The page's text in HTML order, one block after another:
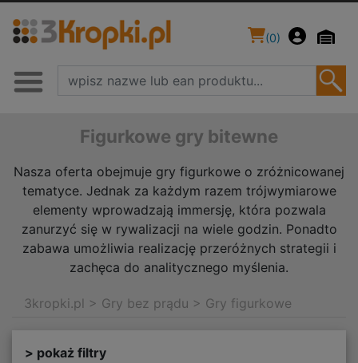
(0)
Figurkowe gry bitewne
Nasza oferta obejmuje gry figurkowe o zróżnicowanej
tematyce. Jednak za każdym razem trójwymiarowe
elementy wprowadzają immersję, która pozwala
zanurzyć się w rywalizacji na wiele godzin. Ponadto
zabawa umożliwia realizację przeróżnych strategii i
zachęca do analitycznego myślenia.
3kropki.pl > Gry bez prądu > Gry figurkowe
> pokaż filtry